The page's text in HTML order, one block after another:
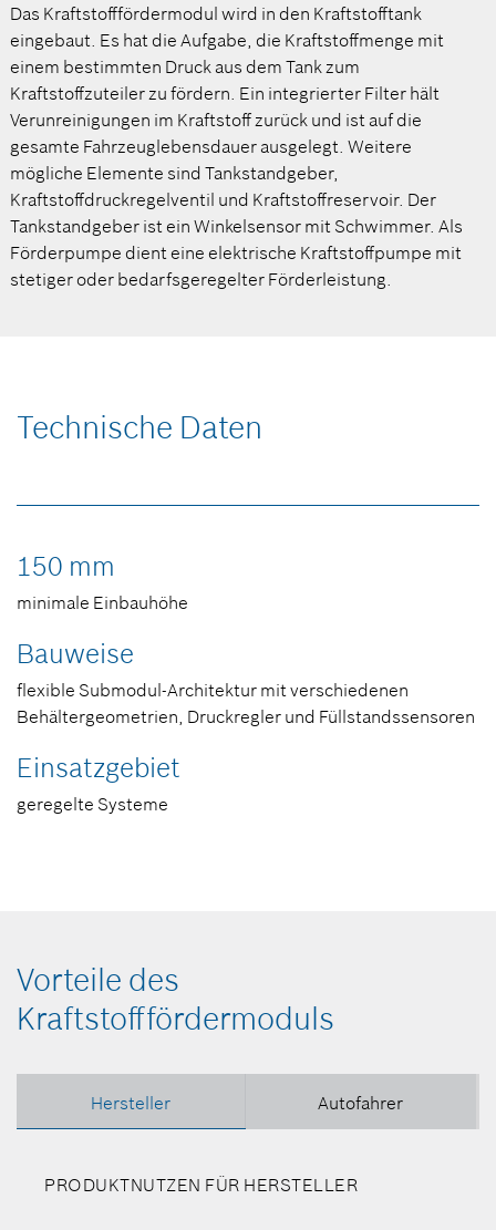
Das Kraftstofffördermodul wird in den Kraftstofftank
eingebaut. Es hat die Aufgabe, die Kraftstoffmenge mit
einem bestimmten Druck aus dem Tank zum
Kraftstoffzuteiler zu fördern. Ein integrierter Filter hält
Verunreinigungen im Kraftstoff zurück und ist auf die
gesamte Fahrzeuglebensdauer ausgelegt. Weitere
mögliche Elemente sind Tankstandgeber,
Kraftstoffdruckregelventil und Kraftstoffreservoir. Der
Tankstandgeber ist ein Winkelsensor mit Schwimmer. Als
Förderpumpe dient eine elektrische Kraftstoffpumpe mit
stetiger oder bedarfsgeregelter Förderleistung.
Technische Daten
150 mm
minimale Einbauhöhe
Bauweise
flexible Submodul-Architektur mit verschiedenen
Behältergeometrien, Druckregler und Füllstandssensoren
Einsatzgebiet
geregelte Systeme
Vorteile des
Kraftstofffördermoduls
Hersteller Autofahrer
PRODUKTNUTZEN FÜR HERSTELLER